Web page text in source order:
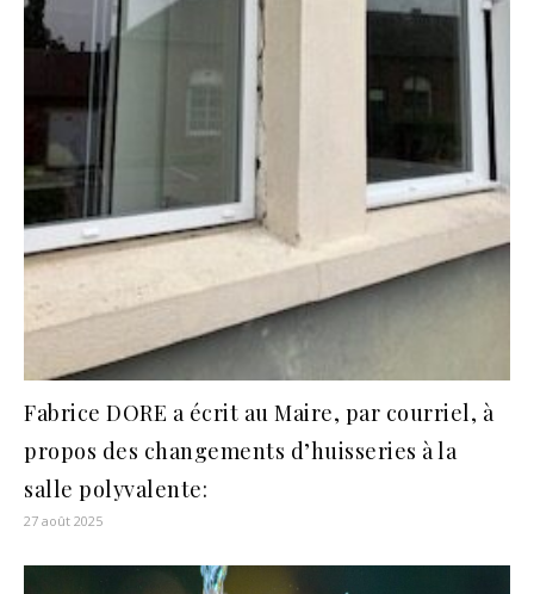
Fabrice DORE a écrit au Maire, par courriel, à
propos des changements d’huisseries à la
salle polyvalente:
27 août 2025